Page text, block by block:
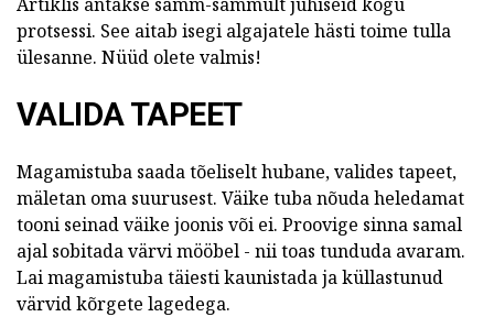
protsessi. See aitab isegi algajatele hästi toime tulla
ülesanne. Nüüd olete valmis!
VALIDA TAPEET
Magamistuba saada tõeliselt hubane, valides tapeet,
mäletan oma suurusest. Väike tuba nõuda heledamat
tooni seinad väike joonis või ei. Proovige sinna samal
ajal sobitada värvi mööbel - nii toas tunduda avaram.
Lai magamistuba täiesti kaunistada ja küllastunud
värvid kõrgete lagedega.